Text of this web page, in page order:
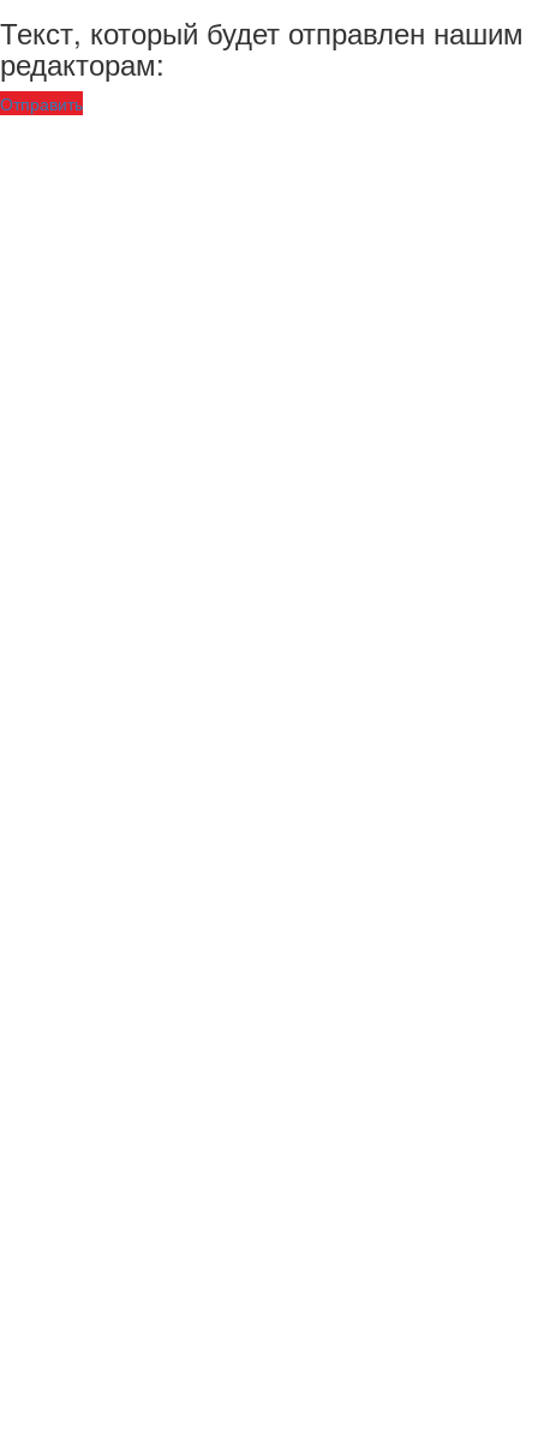
Текст, который будет отправлен нашим
редакторам:
Отправить